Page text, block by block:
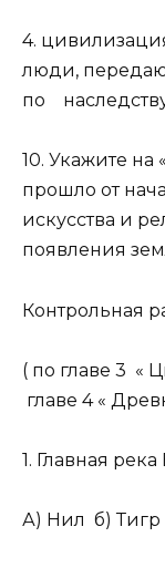
4.
люди,
по
10. Укажите
прошло от
искусства и
появления
Контрольная
( по главе 3 «
главе 4 «
1. Главная река
А) Нил б)